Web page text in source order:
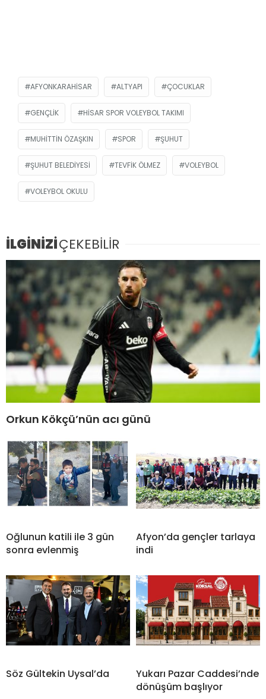
AFYONKARAHISAR ALTYAPI ÇOCUKLAR
GENÇLIK HISAR SPOR VOLEYBOL TAKIMI
MUHITTIN ÖZAŞKIN SPOR ŞUHUT
ŞUHUT BELEDIYESI TEVFIK ÖLMEZ VOLEYBOL
VOLEYBOL OKULU
İLGİNİZİÇEKEBİLİR
Orkun Kökçü’nün acı günü
Oğlunun katili ile 3 gün
sonra evlenmiş
Afyon’da gençler tarlaya
indi
Söz Gültekin Uysal’da
Yukarı Pazar Caddesi’nde
dönüşüm başlıyor